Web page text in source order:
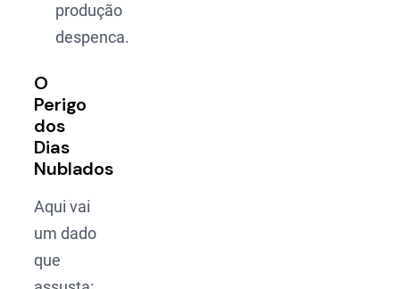
produção
despenca.
O
Perigo
dos
Dias
Nublados
Aqui vai
um dado
que